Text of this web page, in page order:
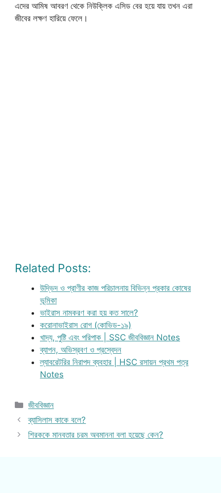
এদের আমিষ আবরণ থেকে নিউক্লিক এসিড বের হয়ে যায় তখন এরা
জীবের লক্ষণ হারিয়ে ফেলে।
Related Posts:
উদ্ভিদ ও প্রাণীর কাজ পরিচালনায় বিভিন্ন প্রকার কোষের
ভূমিকা
ভাইরাস নামকরণ করা হয় কত সালে?
করোনাভাইরাস রোগ (কোভিড-১৯)
খাদ্য, পুষ্টি এবং পরিপাক | SSC জীববিজ্ঞান Notes
ব্যাপন, অভিস্রবণ ও প্রস্বেদন
ল্যাবরেটরির নিরাপদ ব্যবহার | HSC রসায়ন প্রথম পত্র
Notes
Categories
জীববিজ্ঞান
ব্যাসিলাস কাকে বলে?
শিরককে মানবতার চরম অবমাননা বলা হয়েছে কেন?